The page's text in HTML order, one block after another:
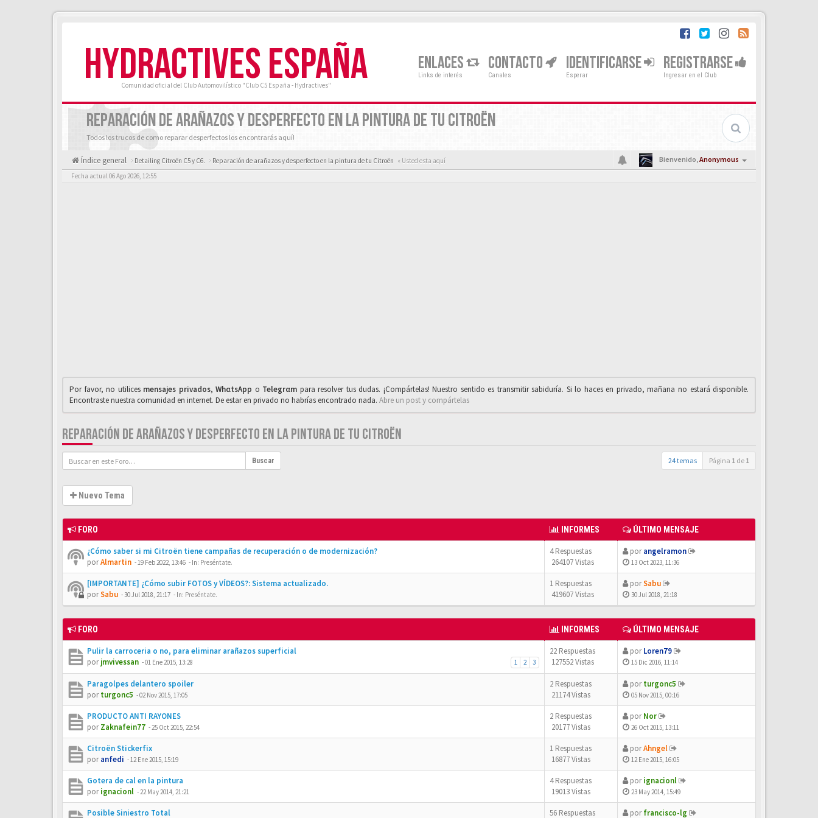
HYDRACTIVES ESPAÑA
Comunidad oficial del Club Automovilístico "Club C5 España - Hydractives"
ENLACES
Links de interés
CONTACTO
Canales
IDENTIFICARSE
Esperar
REGISTRARSE
Ingresar en el Club
REPARACIÓN DE ARAÑAZOS Y DESPERFECTO EN LA PINTURA DE TU CITROËN
Todos los trucos de como reparar desperfectos los encontrarás aquí!
Índice general Detailing Citroën C5 y C6. Reparación de arañazos y desperfecto en la pintura de tu Citroën « Usted esta aquí Bienvenido,Anonymous
Fecha actual 06 Ago 2026, 12:55
Por favor, no utilices mensajes privados,WhαtsApp o Telegrαm para resolver tus dudas. ¡Compártelas! Nuestro sentido es transmitir sabiduría. Si lo haces en privado, mañana no estará disponible.
Encontraste nuestra comunidad en internet. De estar en privado no habrías encontrado nada. Abre un post y compártelas
REPARACIÓN DE ARAÑAZOS Y DESPERFECTO EN LA PINTURA DE TU CITROËN
Buscar 24 temas Página 1 de 1
Nuevo Tema
FORO INFORMES ÚLTIMO MENSAJE
¿Cómo saber si mi Citroën tiene campañas de recuperación o de modernización?
porAlmartin -19 Feb 2022, 13:46 - In: Preséntate.
4 Respuestas
264107 Vistas
porangelramon
13 Oct 2023, 11:36
[IMPORTANTE] ¿Cómo subir FOTOS y VÍDEOS?: Sistema actualizado.
porSabu - 30 Jul 2018, 21:17 - In: Preséntate.
1 Respuestas
419607 Vistas
porSabu
30 Jul 2018, 21:18
FORO INFORMES ÚLTIMO MENSAJE
Pulir la carroceria o no, para eliminar arañazos superficial
1 2 3
porjmvivessan -01 Ene 2015, 13:28
22 Respuestas
127552 Vistas
porLoren79
15 Dic 2016, 11:14
Paragolpes delantero spoiler
porturgonc5 -02 Nov 2015, 17:05
2 Respuestas
21174 Vistas
porturgonc5
05 Nov 2015, 00:16
PRODUCTO ANTI RAYONES
porZaknafein77 -25 Oct 2015, 22:54
2 Respuestas
20177 Vistas
porNor
26 Oct 2015, 13:11
Citroën Stickerfix
poranfedi -12 Ene 2015, 15:19
1 Respuestas
16877 Vistas
porAhngel
12 Ene 2015, 16:05
Gotera de cal en la pintura
porignacionl -22 May 2014, 21:21
4 Respuestas
19013 Vistas
porignacionl
23 May 2014, 15:49
Posible Siniestro Total
56 Respuestas
porfrancisco-lg